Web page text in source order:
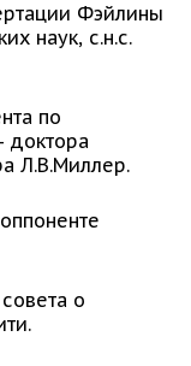
Фэйлины
наук, с.н.с.
по
Л.В.Миллер.
о